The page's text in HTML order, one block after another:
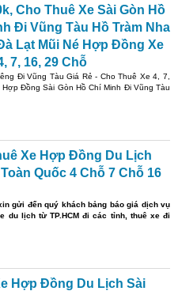
Cho Thuê Xe Sài Gòn Hồ
Đi Vũng Tàu Hồ Tràm Nha
Lạt Mũi Né Hợp Đồng Xe
7, 16, 29 Chỗ
Đi Vũng TàuGiá Rẻ - Cho Thuê Xe 4, 7,
Hợp Đồng Sài Gòn Hồ Chí Minh Đi Vũng Tàu
Xe Hợp Đồng Du Lịch
Toàn Quốc 4 Chỗ 7 Chỗ 16
gửi đến quý khách bảng báogiá dịch vụ
du lịch từ TP.HCM đi các tỉnh, thuê xe đi
Hợp Đồng Du Lịch Sài